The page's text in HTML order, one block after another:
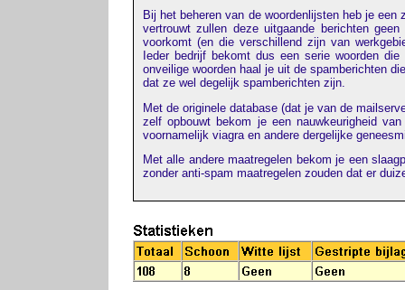
Bij het beheren van de woordenlijsten heb je
vertrouwt zullen deze uitgaande berichten
voorkomt (en die verschillend zijn van
Ieder bedrijf bekomt dus een serie woorden
onveilige woorden haal je uit de spamberichten
dat ze wel degelijk spamberichten zijn.
Met de originele database (dat je van de
zelf opbouwt bekom je een nauwkeurigheid
voornamelijk viagra en andere dergelijke
Met alle andere maatregelen bekom je een
zonder anti-spam maatregelen zouden dat er